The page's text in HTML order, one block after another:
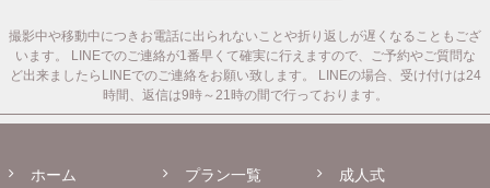
撮影中や移動中につきお電話に出られないことや折り返しが遅くなることもござ
います。
LINEでのご連絡が1番早くて確実に行えますので、ご予約やご質問な
ど出来ましたらLINEでのご連絡をお願い致します。
LINEの場合、受け付けは24
時間、返信は9時～21時の間で行っております。
ホーム プラン一覧 成人式